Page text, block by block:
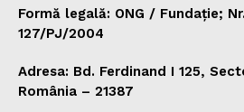
Formă legală: ONG / Fundație;
127/PJ/2004
Adresa: Bd. Ferdinand I 125,
România – 21387